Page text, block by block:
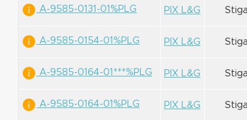
A-9585-0131-01%PLG PIX L&G Stiga
A-9585-0154-01%PLG PIX L&G Stiga
A-9585-0164-01***%PLG PIX L&G Stiga
A-9585-0164-01%PLG PIX L&G Stiga